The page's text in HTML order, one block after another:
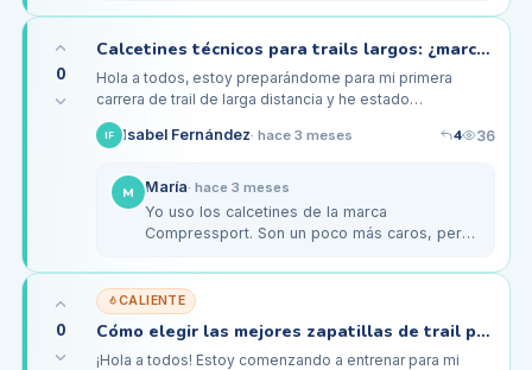
más grande, eso me funcionó.
0
Calcetines técnicos para trails largos: ¿marcas y tejidos recomendados?
Hola a todos, estoy preparándome para mi primera
carrera de trail de larga distancia y he estado
investigando sobre los calcetines técnicos. Me he dado
cuenta de que la elección…
IF Isabel Fernández· hace 3 meses 4 36
M María· hace 3 meses
Yo uso los calcetines de la marca
Compressport. Son un poco más caros, pero
de comodidad y soporte. Utilizo los de…
0
CALIENTE
Cómo elegir las mejores zapatillas de trail para terrenos irregulares
¡Hola a todos! Estoy comenzando a entrenar para mi